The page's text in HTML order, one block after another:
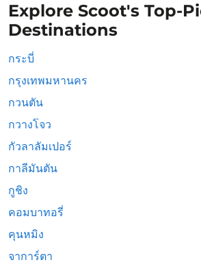
Explore Scoot's Top-
Destinations
กระบี่
กรุงเทพมหานคร
กวนตัน
กวางโจว
กัวลาลัมเปอร์
กาลีมันตัน
กูชิง
คอมบาทอรี่
คุนหมิง
จาการ์ตา